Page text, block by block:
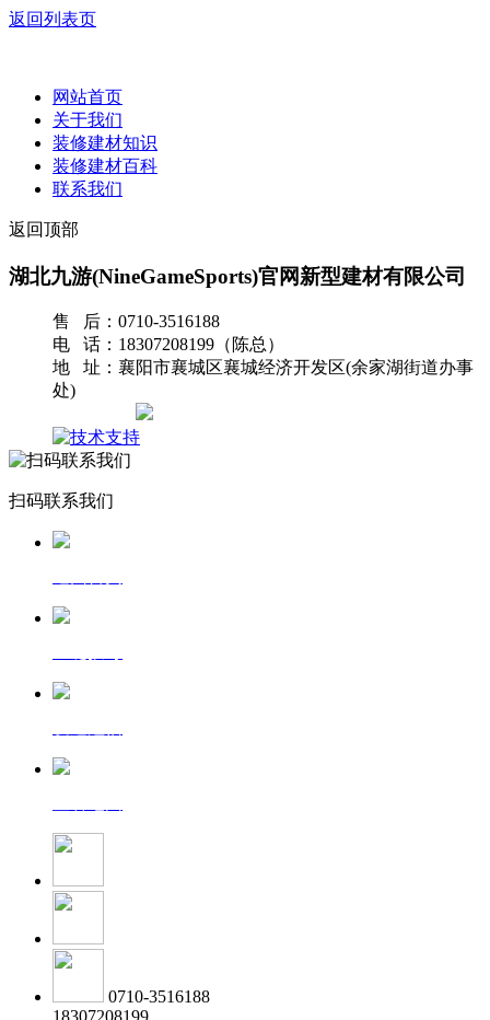
返回列表页
网站首页
关于我们
装修建材知识
装修建材百科
联系我们
返回顶部
湖北九游(NineGameSports)官网新型建材有限公司
售 后：0710-3516188
电 话：18307208199（陈总）
地 址：襄阳市襄城区襄城经济开发区(余家湖街道办事
处)
扫码联系我们
0710-3516188